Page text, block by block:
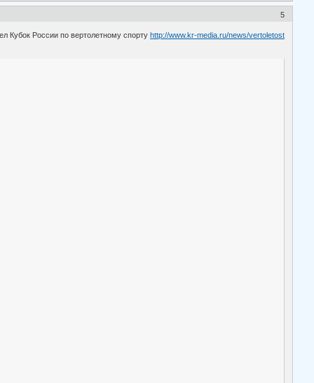
5
Кубок России по вертолетному спортуhttp://www.kr-media.ru/news/vertoletost